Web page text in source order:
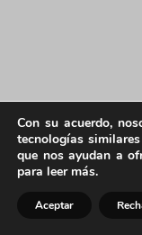
Con su acuerdo,
tecnologías
que nos ayudan a
para leer más.
Aceptar